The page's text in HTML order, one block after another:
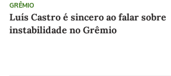
GRÊMIO
Luís Castro é sincero ao falar sobre
instabilidade no Grêmio